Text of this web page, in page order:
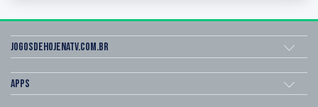
Jogosdehojenatv.com.br
Apps